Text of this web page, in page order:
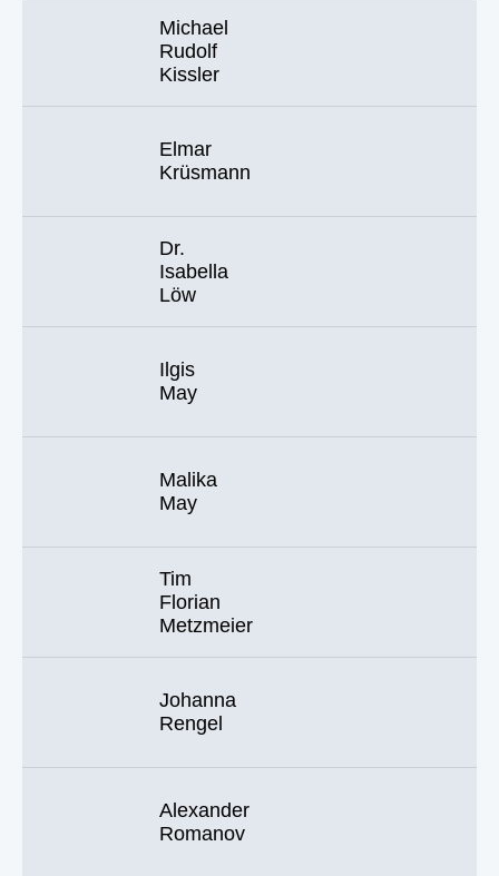
Michael
Rudolf
Kissler
Elmar
Krüsmann
Dr.
Isabella
Löw
Ilgis
May
Malika
May
Tim
Florian
Metzmeier
Johanna
Rengel
Alexander
Romanov